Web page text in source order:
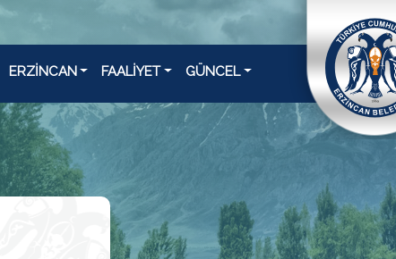
ERZİNCAN FAALİYET GÜNCEL